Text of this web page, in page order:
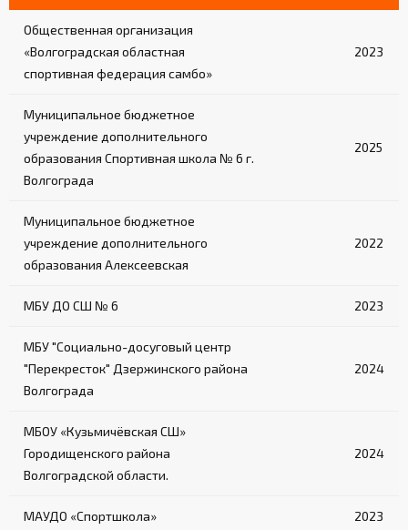
Общественная организация
«Волгоградская областная
спортивная федерация самбо»
2023
Муниципальное бюджетное
учреждение дополнительного
образования Спортивная школа № 6 г.
Волгограда
2025
Муниципальное бюджетное
учреждение дополнительного
образования Алексеевская
2022
МБУ ДО СШ № 6 2023
МБУ "Социально-досуговый центр
"Перекресток" Дзержинского района
Волгограда
2024
МБОУ «Кузьмичёвская СШ»
Городищенского района
Волгоградской области.
2024
МАУДО «Спортшкола» 2023